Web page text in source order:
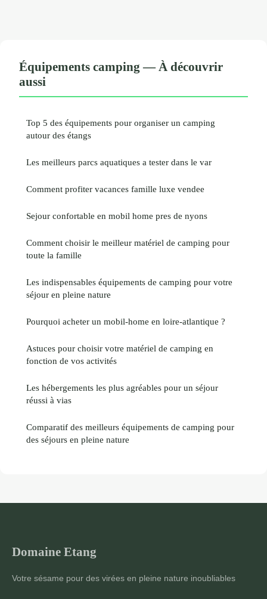
Équipements camping — À découvrir
aussi
Top 5 des équipements pour organiser un camping
autour des étangs
Les meilleurs parcs aquatiques a tester dans le var
Comment profiter vacances famille luxe vendee
Sejour confortable en mobil home pres de nyons
Comment choisir le meilleur matériel de camping pour
toute la famille
Les indispensables équipements de camping pour votre
séjour en pleine nature
Pourquoi acheter un mobil-home en loire-atlantique ?
Astuces pour choisir votre matériel de camping en
fonction de vos activités
Les hébergements les plus agréables pour un séjour
réussi à vias
Comparatif des meilleurs équipements de camping pour
des séjours en pleine nature
Domaine Etang
Votre sésame pour des virées en pleine nature inoubliables